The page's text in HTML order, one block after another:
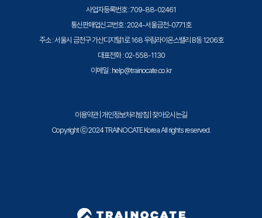
사업자등록번호 : 709-88-02461
통신판매업신고번호 : 2024-서울금천-0771호
주소 : 서울시 금천구 가산디지털1로 168 우림라이온스밸리 B동 1206호
대표전화 : 02-558-1130
이메일 : help@trainocate.co.kr
이용약관| 개인정보처리방침 찾아오시는길
Copyright ⓒ 2024 TRAINOCATE Korea All rights reserved.